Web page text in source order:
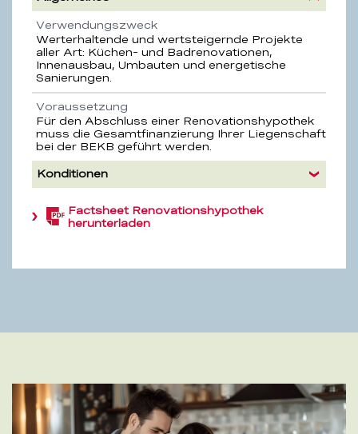
Verwendungszweck
Werterhaltende und wertsteigernde Projekte
aller Art: Küchen- und Badrenovationen,
Innenausbau, Umbauten und energetische
Sanierungen.
Voraussetzung
Für den Abschluss einer Renovationshypothek
muss die Gesamtfinanzierung Ihrer Liegenschaft
bei der BEKB geführt werden.
Konditionen
Factsheet Renovationshypothek
herunterladen
(PDF,